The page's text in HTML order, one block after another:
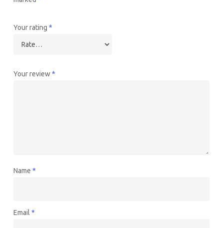
Your rating *
Your review*
Name *
Email *